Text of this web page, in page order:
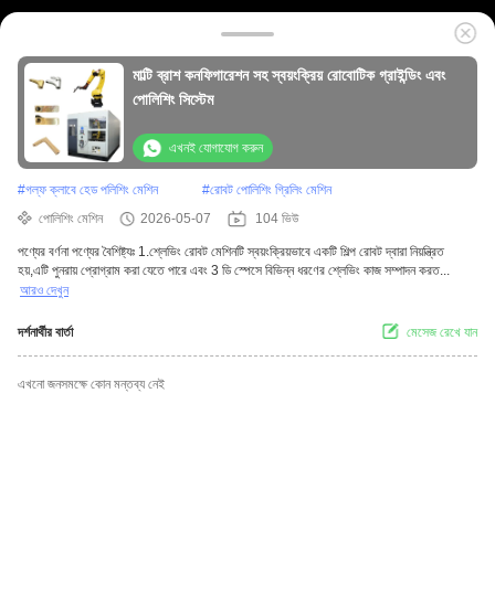
মাল্টি ব্রাশ কনফিগারেশন সহ স্বয়ংক্রিয় রোবোটিক গ্রাইন্ডিং এবং
পোলিশিং সিস্টেম
এখনই যোগাযোগ করুন
#গল্ফ ক্লাবে হেড পলিশিং মেশিন #রোবট পোলিশিং গ্রিলিং মেশিন
পোলিশিং মেশিন
2026-05-07 104 ভিউ
পণ্যের বর্ণনা পণ্যের বৈশিষ্ট্যঃ 1.শ্লেভিং রোবট মেশিনটি স্বয়ংক্রিয়ভাবে একটি শিল্প রোবট দ্বারা নিয়ন্ত্রিত
হয়,এটি পুনরায় প্রোগ্রাম করা যেতে পারে এবং 3 ডি স্পেসে বিভিন্ন ধরণের শ্লেভিং কাজ সম্পাদন করত...
আরও দেখুন
দর্শনার্থীর বার্তা মেসেজ রেখে যান
এখনো জনসমক্ষে কোন মন্তব্য নেই